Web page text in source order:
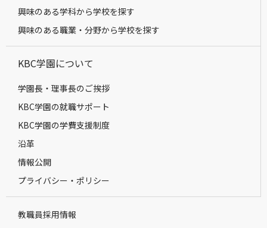
興味のある学科から学校を探す
興味のある職業・分野から学校を探す
KBC学園について
学園長・理事長のご挨拶
KBC学園の就職サポート
KBC学園の学費支援制度
沿革
情報公開
プライバシー・ポリシー
教職員採用情報